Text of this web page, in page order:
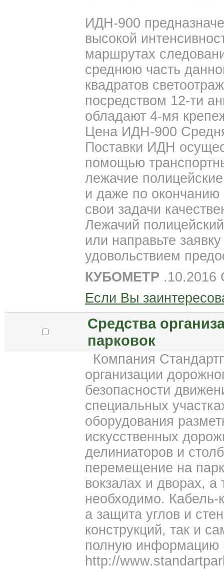
ИДН-900
высокой
маршрутах
среднюю часть
квадратов
посредством 12-ти
обладают 4-мя
Цена ИДН-900
Поставки ИДН
помощью
лежачие
и даже по окончанию
свои задачи
Лежачий
или направьте
удовольствием
КУБОМЕТР .10.2016
Если Вы
Средства
парковок
Компания
организации
безопасности
специальных
оборудования
искусственных
делиниаторов и
перемещение на
вокзалах и дворах, а
необходимо. Кабель-
а защита углов и
конструкций, так и
полную информацию
http://